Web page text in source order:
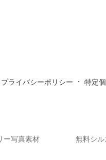
プライバシーポリシー ・ 特定
ー写真素材 無料シル